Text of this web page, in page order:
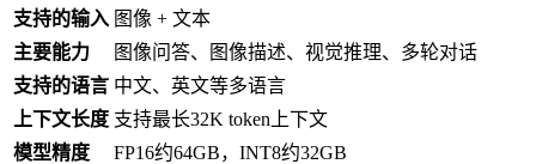
支持的输入 图像 + 文本
主要能力
图像问答、图像描述、视觉推理、多轮对话
支持的语言 中文、英文等多语言
上下文长度 支持最长32K token上下文
模型精度
FP16约64GB，INT8约32GB